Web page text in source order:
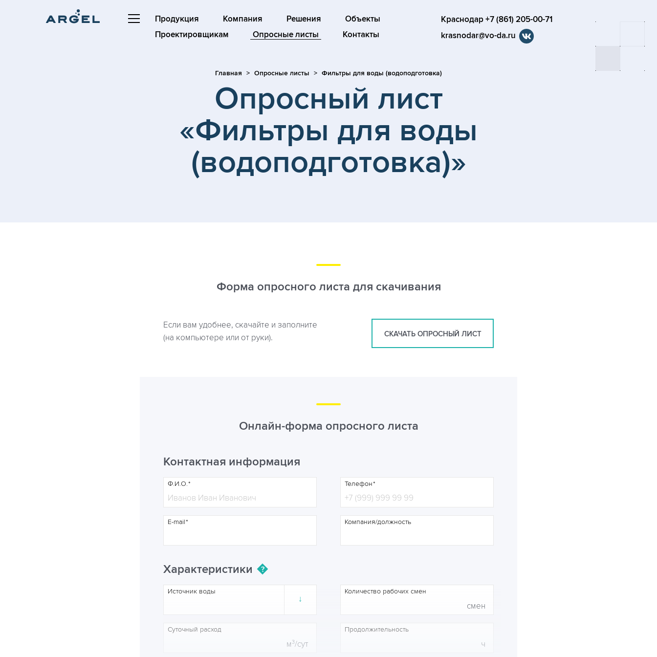
Продукция Компания Решения
Объекты
Проектировщикам
Опросные листы Контакты
Краснодар +7 (861) 205-00-71
krasnodar@vo-da.ru
Главная Опросные листы Фильтры для воды (водоподготовка)
Опросный лист
«Фильтры для воды
(водоподготовка)»
Форма опросного листа для скачивания
Если вам удобнее, скачайте и заполните
(на компьютере или от руки).
СКАЧАТЬ ОПРОСНЫЙ ЛИСТ
Онлайн-форма опросного листа
Контактная информация
Ф.И.О.
E-mail
Телефон
Компания/должность
Характеристики
↓
Источник воды
Суточный расход
м3/сут
Количество рабочих смен
смен
Продолжительность
ч